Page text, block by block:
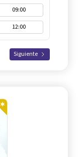
09:00
12:00
Siguiente